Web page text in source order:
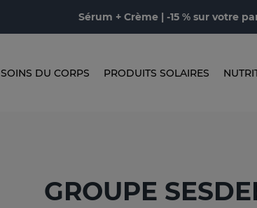
Sérum + Crème | -15 % sur votre
SOINS DU CORPS PRODUITS SOLAIRES
GROUPE